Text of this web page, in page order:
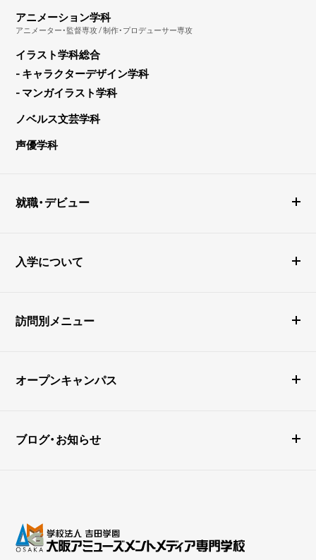
アニメーション学科
アニメーター・監督専攻 / 制作・プロデューサー専攻
イラスト学科総合
- キャラクターデザイン学科
- マンガイラスト学科
ノベルス文芸学科
声優学科
就職・デビュー
入学について
訪問別メニュー
オープンキャンパス
ブログ・お知らせ